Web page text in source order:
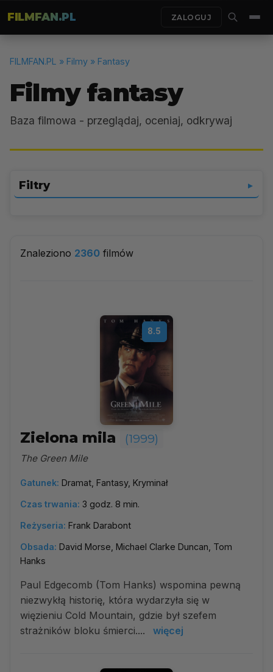
FILMFAN.PL ZALOGUJ
FILMFAN.PL » Filmy » Fantasy
Filmy fantasy
Baza filmowa - przeglądaj, oceniaj, odkrywaj
Filtry ▼
Znaleziono 2360 filmów
8.5
Zielona mila (1999)
The Green Mile
Gatunek: Dramat, Fantasy, Kryminał
Czas trwania: 3 godz. 8 min.
Reżyseria: Frank Darabont
Obsada: David Morse, Michael Clarke Duncan, Tom
Hanks
Paul Edgecomb (Tom Hanks) wspomina pewną
niezwykłą historię, która wydarzyła się w
więzieniu Cold Mountain, gdzie był szefem
strażników bloku śmierci....
więcej